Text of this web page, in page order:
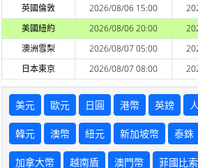
英國倫敦
2026/08/06 15:00
美國紐約
2026/08/06 20:00
澳洲雪梨
2026/08/07 05:00
日本東京
2026/08/07 08:00
美元 歐元 日圓 港幣 英鎊
韓元 澳幣 紐元 新加坡幣 泰銖
加拿大幣 越南盾 澳門幣 菲國比索